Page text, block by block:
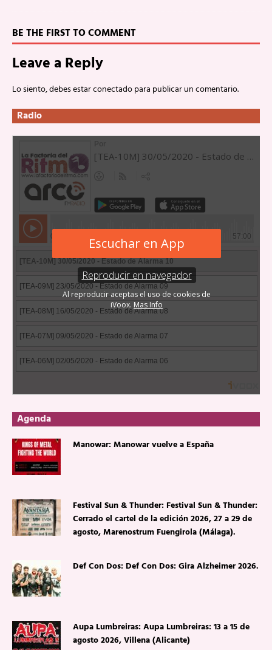
BE THE FIRST TO COMMENT
Leave a Reply
Lo siento, debes estarconectadopara publicar un comentario.
Radio
Agenda
Manowar: Manowar vuelve a España
Festival Sun & Thunder: Festival Sun & Thunder:
Cerrado el cartel de la edición 2026, 27 a 29 de
agosto, Marenostrum Fuengirola (Málaga).
Def Con Dos: Def Con Dos: Gira Alzheimer 2026.
Aupa Lumbreiras: Aupa Lumbreiras: 13 a 15 de
agosto 2026, Villena (Alicante)